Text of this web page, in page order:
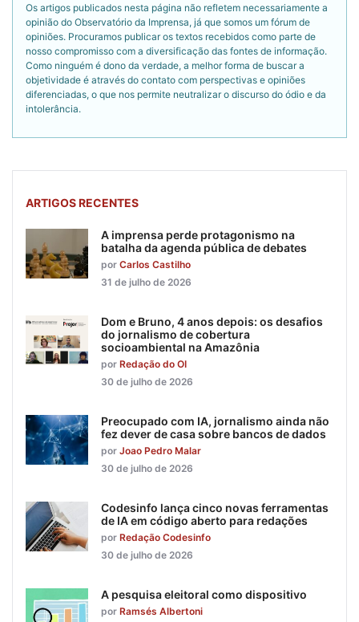
Os artigos publicados nesta página não refletem necessariamente a
opinião do Observatório da Imprensa, já que somos um fórum de
opiniões. Procuramos publicar os textos recebidos como parte de
nosso compromisso com a diversificação das fontes de informação.
Como ninguém é dono da verdade, a melhor forma de buscar a
objetividade é através do contato com perspectivas e opiniões
diferenciadas, o que nos permite neutralizar o discurso do ódio e da
intolerância.
ARTIGOS RECENTES
A imprensa perde protagonismo na
batalha da agenda pública de debates
por Carlos Castilho
31 de julho de 2026
Dom e Bruno, 4 anos depois: os desafios
do jornalismo de cobertura
socioambiental na Amazônia
por Redação do OI
30 de julho de 2026
Preocupado com IA, jornalismo ainda não
fez dever de casa sobre bancos de dados
por Joao Pedro Malar
30 de julho de 2026
Codesinfo lança cinco novas ferramentas
de IA em código aberto para redações
por Redação Codesinfo
30 de julho de 2026
A pesquisa eleitoral como dispositivo
por Ramsés Albertoni